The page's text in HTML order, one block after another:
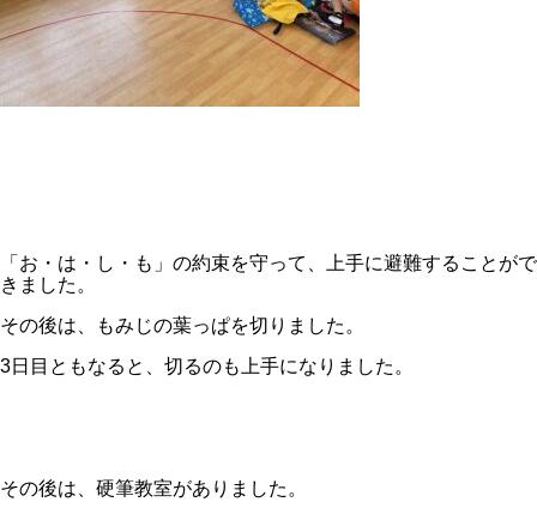
「お・は・し・も」の約束を守って、上手に避難することがで
きました。
その後は、もみじの葉っぱを切りました。
3日目ともなると、切るのも上手になりました。
その後は、硬筆教室がありました。